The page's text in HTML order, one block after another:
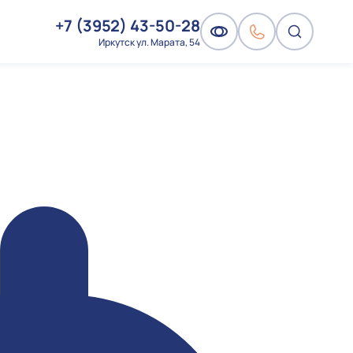
+7 (3952) 43-50-28
Иркутск ул. Марата, 54